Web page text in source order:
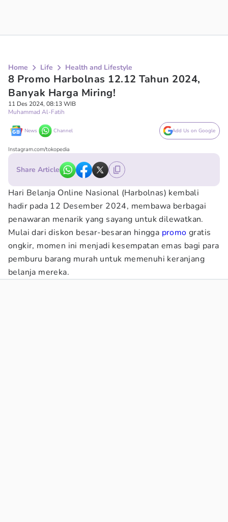
Home Life Health and Lifestyle
8 Promo Harbolnas 12.12 Tahun 2024,
Banyak Harga Miring!
11 Des 2024, 08:13 WIB
Muhammad Al-Fatih
News Channel Add Us on Google
Instagram.com/tokopedia
Share Article
Hari Belanja Online Nasional (Harbolnas) kembali
hadir pada 12 Desember 2024, membawa berbagai
penawaran menarik yang sayang untuk dilewatkan.
Mulai dari diskon besar-besaran hingga promo gratis
ongkir, momen ini menjadi kesempatan emas bagi para
pemburu barang murah untuk memenuhi keranjang
belanja mereka.